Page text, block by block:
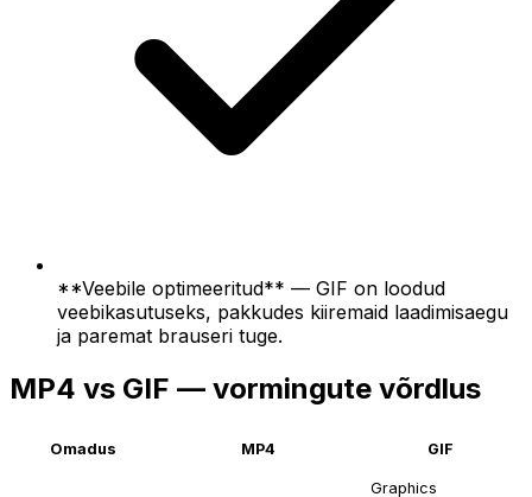
**Veebile optimeeritud** — GIF on loodud
veebikasutuseks, pakkudes kiiremaid laadimisaegu
ja paremat brauseri tuge.
MP4 vs GIF — vormingute võrdlus
Omadus MP4 GIF
Graphics